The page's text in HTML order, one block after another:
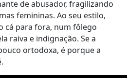
de abusador, fragilizando
femininas. Ao seu estilo,
cá para fora, num fôlego
raiva e indignação. Se a
ortodoxa, é porque a